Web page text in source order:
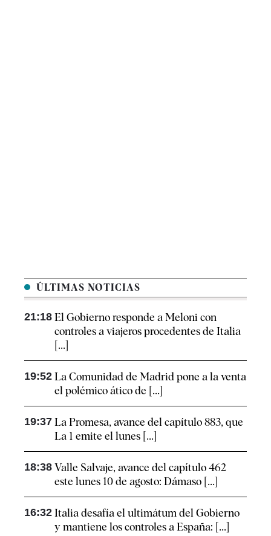
ÚLTIMAS NOTICIAS
21:18 El Gobierno responde a Meloni con
controles a viajeros procedentes de Italia
[...]
19:52 La Comunidad de Madrid pone a la venta
el polémico ático de [...]
19:37 La Promesa, avance del capítulo 883, que
La 1 emite el lunes [...]
18:38 Valle Salvaje, avance del capítulo 462
este lunes 10 de agosto: Dámaso [...]
16:32 Italia desafía el ultimátum del Gobierno
y mantiene los controles a España: [...]